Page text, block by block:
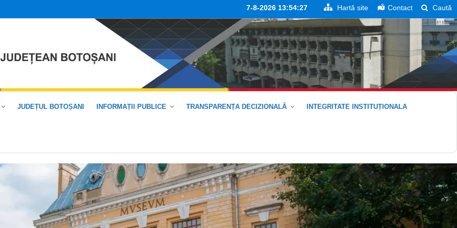
7-8-2026 13:54:29 Hartă site Contact Caută
JUDEȚUL BOTOȘANI INFORMAȚII PUBLICE TRANSPARENȚA DECIZIONALĂ INTEGRITATE INSTITUȚIONALA